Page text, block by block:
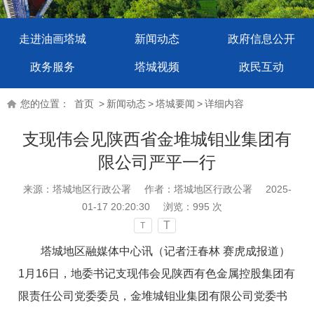
走进油画塔城 新闻动态 政府信息公开
政务服务 塔城视频 政民互动
您的位置： 首页 > 新闻动态>塔城要闻 >详细内容
支现伟会见陕西省金堆城钼业集团有
限公司严平一行
来源：塔城地区行政公署 作者：塔城地区行政公署
2025-
01-17 20:20:30
浏览： 995 次
T T
塔城地区融媒体中心讯（记者汪春林 赛虎成报道）
1月16日，地委书记支现伟会见陕西有色金属控股集团有
限责任公司党委委员，金堆城钼业集团有限公司党委书